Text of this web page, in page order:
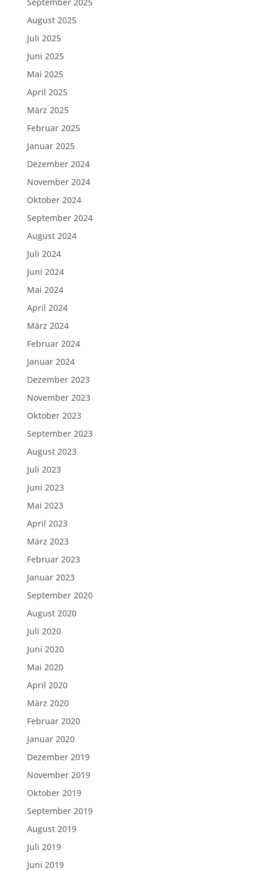
August 2025
Juli 2025
Juni 2025
Mai 2025
April 2025
März 2025
Februar 2025
Januar 2025
Dezember 2024
November 2024
Oktober 2024
September 2024
August 2024
Juli 2024
Juni 2024
Mai 2024
April 2024
März 2024
Februar 2024
Januar 2024
Dezember 2023
November 2023
Oktober 2023
September 2023
August 2023
Juli 2023
Juni 2023
Mai 2023
April 2023
März 2023
Februar 2023
Januar 2023
September 2020
August 2020
Juli 2020
Juni 2020
Mai 2020
April 2020
März 2020
Februar 2020
Januar 2020
Dezember 2019
November 2019
Oktober 2019
September 2019
August 2019
Juli 2019
Juni 2019